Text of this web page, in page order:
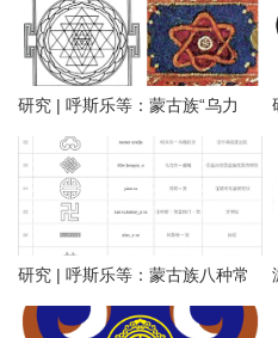
研究 | 呼斯乐等：蒙古族“乌力
吉”纹样的符意溯源与符形解构
（一）
研究 | 呼斯乐等：蒙古族八种常
见传统纹样称谓及命名认知研究